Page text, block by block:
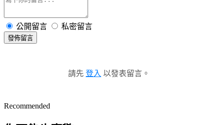
公開留言 私密留言
發佈留言
請先 登入 以發表留言。
Recommended